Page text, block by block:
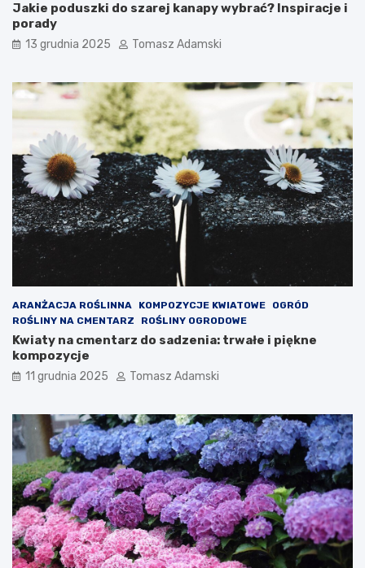
Jakie poduszki do szarej kanapy wybrać? Inspiracje i
porady
13 grudnia 2025 Tomasz Adamski
ARANŻACJA ROŚLINNA KOMPOZYCJE KWIATOWE
OGRÓD
ROŚLINY NA CMENTARZ
ROŚLINY OGRODOWE
Kwiaty na cmentarz do sadzenia: trwałe i piękne
kompozycje
11 grudnia 2025 Tomasz Adamski